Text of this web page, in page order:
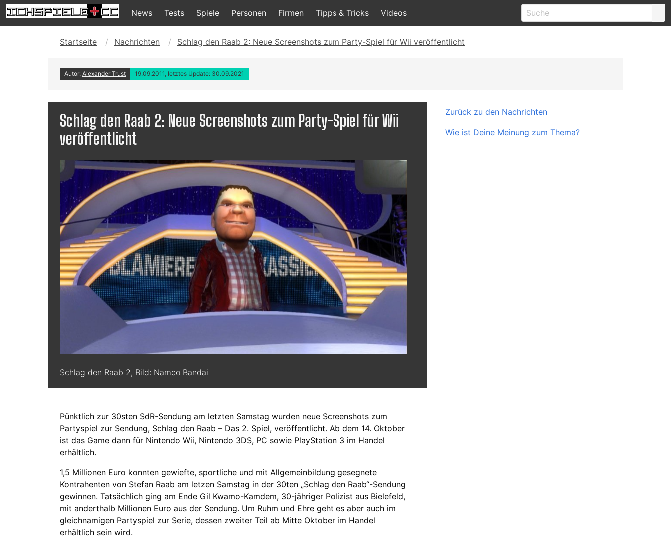
News Tests Spiele Personen Firmen Tipps & Tricks Videos
Startseite Nachrichten Schlag den Raab 2: Neue Screenshots zum Party-Spiel für Wii veröffentlicht
Autor: Alexander Trust 19.09.2011, letztes Update: 30.09.2021
Schlag den Raab 2: Neue Screenshots zum Party-Spiel für Wii
veröffentlicht
Schlag den Raab 2, Bild: Namco Bandai
Pünktlich zur 30sten SdR-Sendung am letzten Samstag wurden neue Screenshots zum
Partyspiel zur Sendung, Schlag den Raab – Das 2. Spiel, veröffentlicht. Ab dem 14. Oktober
ist das Game dann für Nintendo Wii, Nintendo 3DS, PC sowie PlayStation 3 im Handel
erhältlich.
1,5 Millionen Euro konnten gewiefte, sportliche und mit Allgemeinbildung gesegnete
Kontrahenten von Stefan Raab am letzen Samstag in der 30ten „Schlag den Raab“-Sendung
gewinnen. Tatsächlich ging am Ende Gil Kwamo-Kamdem, 30-jähriger Polizist aus Bielefeld,
mit anderthalb Millionen Euro aus der Sendung. Um Ruhm und Ehre geht es aber auch im
gleichnamigen Partyspiel zur Serie, dessen zweiter Teil ab Mitte Oktober im Handel
erhältlich sein wird.
Zurück zu den Nachrichten
Wie ist Deine Meinung zum Thema?